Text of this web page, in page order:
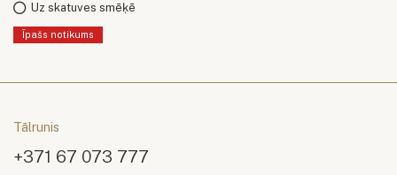
Uz skatuves smēķē
Īpašs notikums
Tālrunis
+371 67 073 777